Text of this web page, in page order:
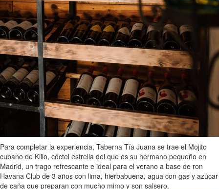
Para completar la experiencia, Taberna Tía Juana se trae el Mojito
cubano de Killo, cóctel estrella del que es su hermano pequeño en
Madrid, un trago refrescante e ideal para el verano a base de ron
Havana Club de 3 años con lima, hierbabuena, agua con gas y azúcar
de caña que preparan con mucho mimo y son salsero.